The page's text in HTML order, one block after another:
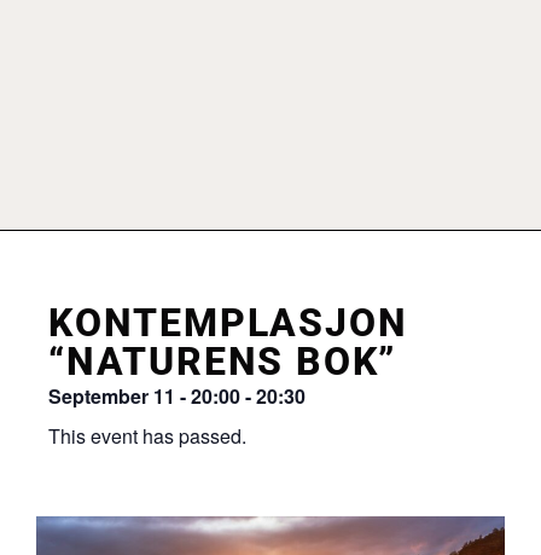
KONTEMPLASJON
“NATURENS BOK”
September 11 -20:00-20:30
This event has passed.